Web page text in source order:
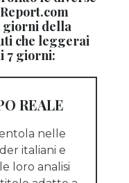
giorni della
che leggerai
7 giorni:
REALE
nelle
italiani e
loro analisi